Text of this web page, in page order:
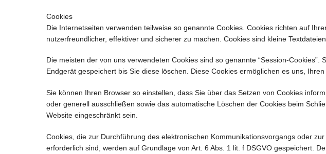
Cookies
Die Internetseiten verwenden teilweise so genannte Cookies. Cookies richten auf
nutzerfreundlicher, effektiver und sicherer zu machen. Cookies sind kleine
Die meisten der von uns verwendeten Cookies sind so genannte “Session-
Endgerät gespeichert bis Sie diese löschen. Diese Cookies ermöglichen es uns,
Sie können Ihren Browser so einstellen, dass Sie über das Setzen von Cookies
oder generell ausschließen sowie das automatische Löschen der Cookies beim
Website eingeschränkt sein.
Cookies, die zur Durchführung des elektronischen Kommunikationsvorgangs oder
erforderlich sind, werden auf Grundlage von Art. 6 Abs. 1 lit. f DSGVO gespeichert.